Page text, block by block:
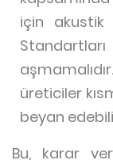
için
üreticiler
beyan
Bu, karar